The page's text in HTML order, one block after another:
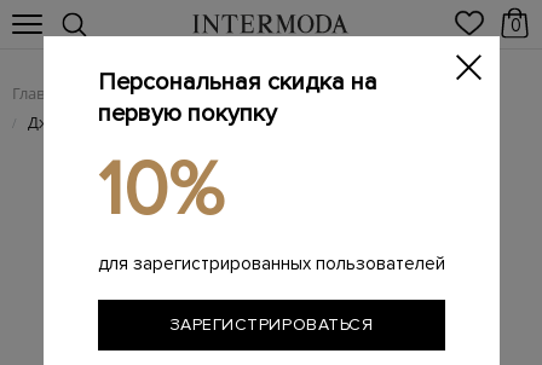
0
Главная Мужчинам / Одежда / Мужские джинсы
/ Джинсы из хлопкового денима с эффектом потертости
Персональная скидка на
первую покупку
10%
для зарегистрированных пользователей
ЗАРЕГИСТРИРОВАТЬСЯ